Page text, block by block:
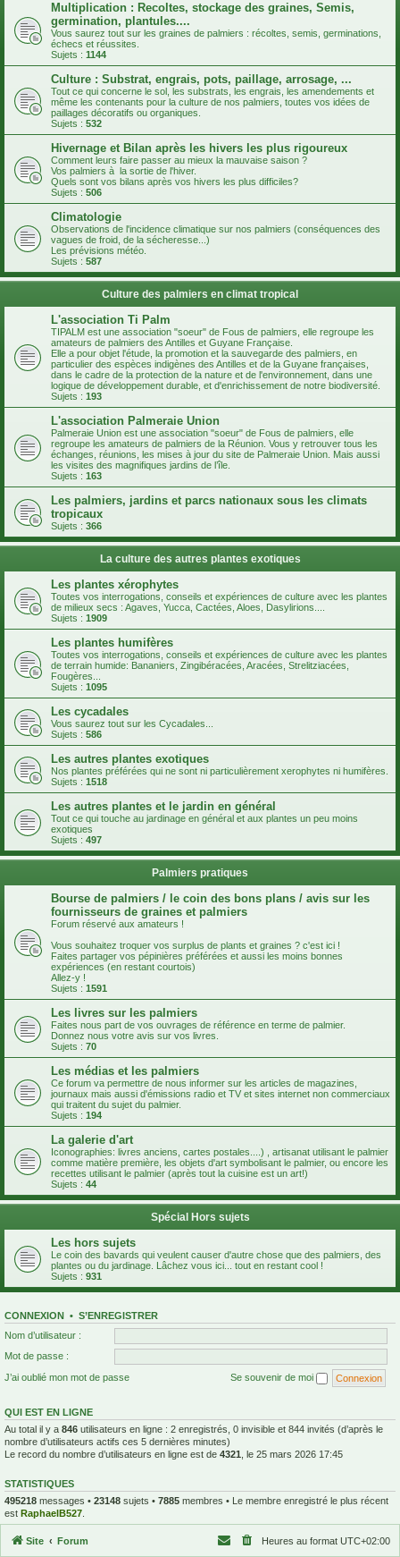
Multiplication : Recoltes, stockage des graines, Semis,
germination, plantules....
Vous saurez tout sur les graines de palmiers : récoltes, semis, germinations,
échecs et réussites.
Sujets : 1144
Culture : Substrat, engrais, pots, paillage, arrosage, ...
Tout ce qui concerne le sol, les substrats, les engrais, les amendements et
même les contenants pour la culture de nos palmiers, toutes vos idées de
paillages décoratifs ou organiques.
Sujets : 532
Hivernage et Bilan après les hivers les plus rigoureux
Comment leurs faire passer au mieux la mauvaise saison ?
Vos palmiers à la sortie de l'hiver.
Quels sont vos bilans après vos hivers les plus difficiles?
Sujets : 506
Climatologie
Observations de l'incidence climatique sur nos palmiers (conséquences des
vagues de froid, de la sécheresse...)
Les prévisions météo.
Sujets : 587
Culture des palmiers en climat tropical
L'association Ti Palm
TIPALM est une association "soeur" de Fous de palmiers, elle regroupe les
amateurs de palmiers des Antilles et Guyane Française.
Elle a pour objet l'étude, la promotion et la sauvegarde des palmiers, en
particulier des espèces indigènes des Antilles et de la Guyane françaises,
dans le cadre de la protection de la nature et de l'environnement, dans une
logique de développement durable, et d'enrichissement de notre biodiversité.
Sujets : 193
L'association Palmeraie Union
Palmeraie Union est une association "soeur" de Fous de palmiers, elle
regroupe les amateurs de palmiers de la Réunion. Vous y retrouver tous les
échanges, réunions, les mises à jour du site de Palmeraie Union. Mais aussi
les visites des magnifiques jardins de l’île.
Sujets : 163
Les palmiers, jardins et parcs nationaux sous les climats
tropicaux
Sujets : 366
La culture des autres plantes exotiques
Les plantes xérophytes
Toutes vos interrogations, conseils et expériences de culture avec les plantes
de milieux secs : Agaves, Yucca, Cactées, Aloes, Dasylirions....
Sujets : 1909
Les plantes humifères
Toutes vos interrogations, conseils et expériences de culture avec les plantes
de terrain humide: Bananiers, Zingibéracées, Aracées, Strelitziacées,
Fougères...
Sujets : 1095
Les cycadales
Vous saurez tout sur les Cycadales...
Sujets : 586
Les autres plantes exotiques
Nos plantes préférées qui ne sont ni particulièrement xerophytes ni humifères.
Sujets : 1518
Les autres plantes et le jardin en général
Tout ce qui touche au jardinage en général et aux plantes un peu moins
exotiques
Sujets : 497
Palmiers pratiques
Bourse de palmiers / le coin des bons plans / avis sur les
fournisseurs de graines et palmiers
Forum réservé aux amateurs !
Vous souhaitez troquer vos surplus de plants et graines ? c'est ici !
Faites partager vos pépinières préférées et aussi les moins bonnes
expériences (en restant courtois)
Allez-y !
Sujets : 1591
Les livres sur les palmiers
Faites nous part de vos ouvrages de référence en terme de palmier.
Donnez nous votre avis sur vos livres.
Sujets : 70
Les médias et les palmiers
Ce forum va permettre de nous informer sur les articles de magazines,
journaux mais aussi d'émissions radio et TV et sites internet non commerciaux
qui traitent du sujet du palmier.
Sujets : 194
La galerie d'art
Iconographies: livres anciens, cartes postales....) , artisanat utilisant le palmier
comme matière première, les objets d'art symbolisant le palmier, ou encore les
recettes utilisant le palmier (après tout la cuisine est un art!)
Sujets : 44
Spécial Hors sujets
Les hors sujets
Le coin des bavards qui veulent causer d'autre chose que des palmiers, des
plantes ou du jardinage. Lâchez vous ici... tout en restant cool !
Sujets : 931
CONNEXION • S’ENREGISTRER
Nom d’utilisateur :
Mot de passe :
J’ai oublié mon mot de passe
Se souvenir de moi
QUI EST EN LIGNE
Au total il y a 846 utilisateurs en ligne : 2 enregistrés, 0 invisible et 844 invités (d’après le
nombre d’utilisateurs actifs ces 5 dernières minutes)
Le record du nombre d’utilisateurs en ligne est de 4321 , le 25 mars 2026 17:45
STATISTIQUES
495218 messages • 23148 sujets • 7885 membres • Le membre enregistré le plus récent
est RaphaelB527
Site Forum Heures au format UTC+02:00